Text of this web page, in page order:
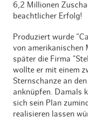
6,2 Millionen
beachtlicher Erfolg!
Produziert wurde
von amerikanischen
später die Firma
wollte er mit einem
Sternschanze an
anknüpfen. Damals
sich sein Plan
realisieren lassen